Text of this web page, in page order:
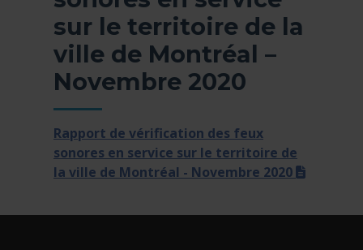
sur le territoire de la
ville de Montréal –
Novembre 2020
Rapport de vérification des feux
sonores en service sur le territoire de
la ville de Montréal - Novembre 2020
(pdf)